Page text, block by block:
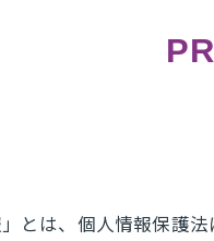
とは、個人情報保護